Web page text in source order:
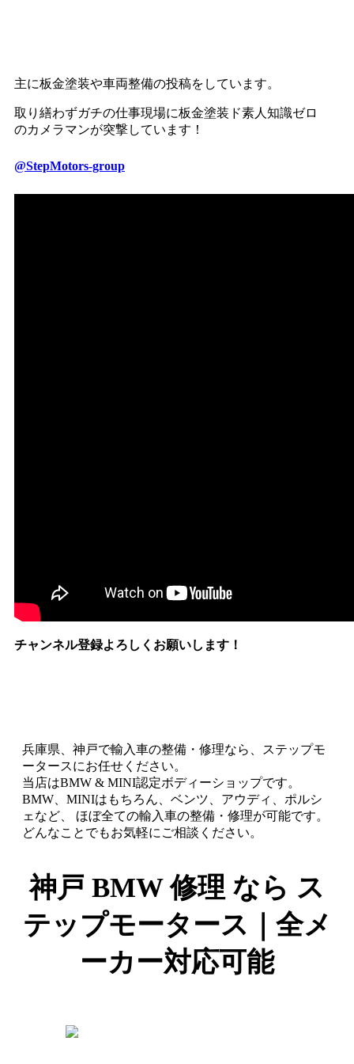
主に板金塗装や車両整備の投稿をしています。
取り繕わずガチの仕事現場に板金塗装ド素人知識ゼロ
のカメラマンが突撃しています！
@StepMotors-group
チャンネル登録よろしくお願いします！
兵庫県、神戸で輸入車の整備・修理なら、ステップモ
ータースにお任せください。
当店はBMW & MINI認定ボディーショップです。
BMW、MINIはもちろん、ベンツ、アウディ、ポルシ
ェなど、 ほぼ全ての輸入車の整備・修理が可能です。
どんなことでもお気軽にご相談ください。
神戸 BMW 修理 なら ス
テップモータース｜全メ
ーカー対応可能